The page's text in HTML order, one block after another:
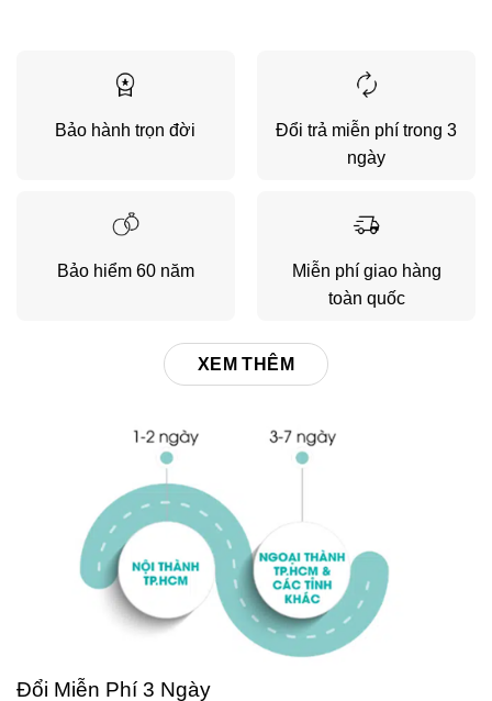
Bảo hành trọn đời
Đổi trả miễn phí trong 3
ngày
Bảo hiểm 60 năm
Miễn phí giao hàng
toàn quốc
XEM THÊM
Đổi Miễn Phí 3 Ngày